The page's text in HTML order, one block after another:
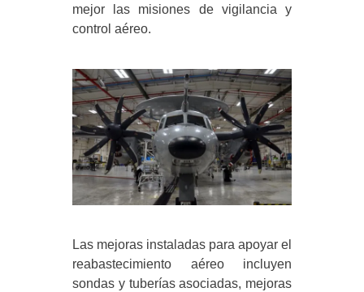
mejor las misiones de vigilancia y
control aéreo.
Las mejoras instaladas para apoyar el
reabastecimiento aéreo incluyen
sondas y tuberías asociadas, mejoras